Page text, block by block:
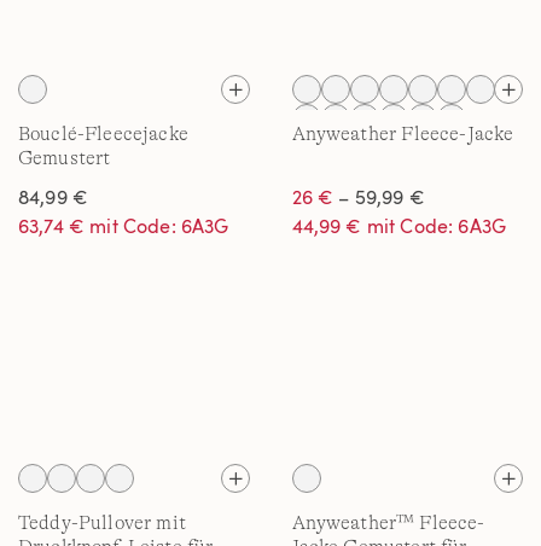
Bouclé-Fleecejacke
Gemustert
84,99 €
63,74 € mit Code: 6A3G
Anyweather Fleece-Jacke
26 € – 59,99 €
44,99 € mit Code: 6A3G
Teddy-Pullover mit
Anyweather™ Fleece-